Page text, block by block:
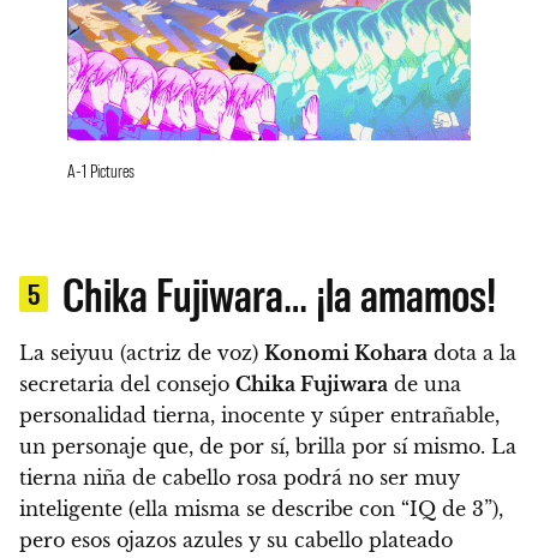
A-1 Pictures
5 Chika Fujiwara… ¡la amamos!
La seiyuu (actriz de voz) Konomi Kohara dota a la
secretaria del consejo Chika Fujiwara de una
personalidad tierna, inocente y súper entrañable,
un personaje que, de por sí, brilla por sí mismo. La
tierna niña de cabello rosa podrá no ser muy
inteligente (ella misma se describe con “IQ de 3”),
pero esos ojazos azules y su cabello plateado